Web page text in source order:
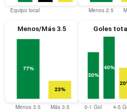
Menos/Más 3.5 Goles